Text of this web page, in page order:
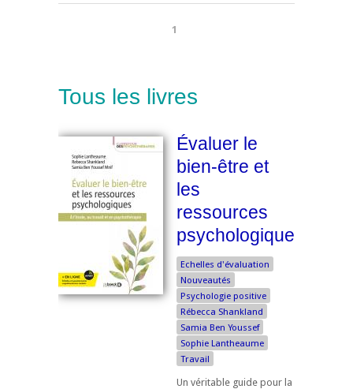
1
Tous les livres
Évaluer le
bien-être et
les
ressources
psychologiques
Echelles d'évaluation
Nouveautés
Psychologie positive
Rébecca Shankland
Samia Ben Youssef
Sophie Lantheaume
Travail
Un véritable guide pour la